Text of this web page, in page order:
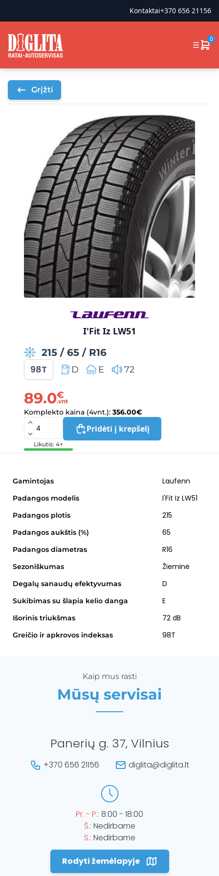
Kontaktai+370 656 21156
☰
0
Grįžti
I'Fit Iz LW51
215 / 65 / R16
98T D E 72
89.0€
.vnt
Komplekto kaina (4vnt.): 356.00€
Pridėti į krepšelį
Likutis: 4+
Gamintojas Laufenn
Padangos modelis I'Fit Iz LW51
Padangos plotis 215
Padangos aukštis (%) 65
Padangos diametras R16
Sezoniškumas Žieminė
Degalų sanaudų efektyvumas D
Sukibimas su šlapia kelio danga E
Išorinis triukšmas 72 dB
Greičio ir apkrovos indeksas 98T
Kaip mus rasti
Mūsų servisai
Panerių g. 37, Vilnius
+370 656 21156 diglita@diglita.lt
Pr. - P.: 8:00 - 18:00
Š.: Nedirbame
S.: Nedirbame
Rodyti žemėlapyje